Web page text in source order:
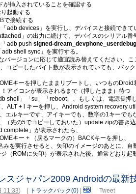
が挿入されていることを確認する
起動する
で接続する
adb devices」を実行し、デバイスと接続できて
」の出力に続けて、デバイスのシリアル番
adb push signed-
shell sync」を実行する。
バージョンに応じて適宜読み替えてください、
コピーしたバイト数が表示されていても、バッ
キーを押したままリブートし、いつものDroid
！アイコンが表示されるまで（押したまま）待つ
shell」「su」「reboot」、もしくは、電源長押
ALT + l キーを押し、Android system recovery
エルキーです、アイキーでも、数字の1キーでも
（先の5でコピーしておいた）update.zipの書き
complete」が表示されたら、
キー + （戻るマークの）BACKキーを押し、
みを実行させると、矢印のイメージのあとに、自
（ROMに矢印）が表示された後、通常どおり起
スジャパン2009 Androidの最新
11:33) | トラックバック(0) |
Tweet